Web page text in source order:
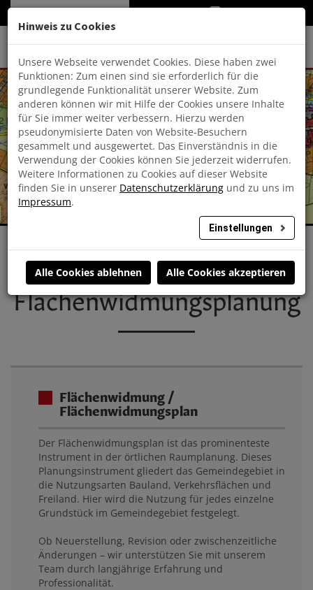
+43 316 833 170
Unternehmen
Portfolio
Aktuelles
Kontakt
Flächenwidmungsplanung
Flächenwidmung /
Flächenwidmungsplan
Der Flächenwidmungsplan ist das prominenteste
Instrument in der örtlichen Raumplanung. Dieses
Planungsinstrument gliedert das Gemeindegebiet in
die Nutzungsarten Bauland, Verkehrsflächen und
Freiland. Hier wird die Nutzung für jedes einzelne
Grundstück im Gemeindegebiet festgelegt.
Ob Neuerstellung, Revision oder zwischenzeitliche
Änderungen – wir unterstützen Sie mit unserem
Team durch langjährige Erfahrung und
Professionalität.
Hinweis zu Cookies
Unsere Webseite verwendet Cookies. Diese haben zwei
Funktionen: Zum einen sind sie erforderlich für die
grundlegende Funktionalität unserer Website. Zum
anderen können wir mit Hilfe der Cookies unsere Inhalte
für Sie immer weiter verbessern. Hierzu werden
pseudonymisierte Daten von Website-Besuchern
gesammelt und ausgewertet. Das Einverständnis in die
Verwendung der Cookies können Sie jederzeit widerrufen.
Weitere Informationen zu Cookies auf dieser Website
finden Sie in unserer Datenschutzerklärung und zu uns im
Impressum.
Einstellungen
Alle Cookies ablehnen Alle Cookies akzeptieren